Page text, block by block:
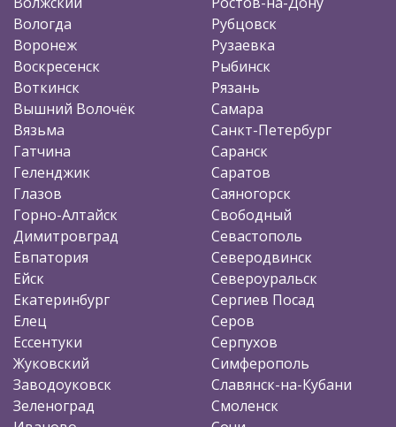
Вологда
Воронеж
Воскресенск
Воткинск
Вышний Волочёк
Вязьма
Гатчина
Геленджик
Глазов
Горно-Алтайск
Димитровград
Евпатория
Ейск
Екатеринбург
Елец
Ессентуки
Жуковский
Заводоуковск
Зеленоград
Рубцовск
Рузаевка
Рыбинск
Рязань
Самара
Санкт-Петербург
Саранск
Саратов
Саяногорск
Свободный
Севастополь
Северодвинск
Североуральск
Сергиев Посад
Серов
Серпухов
Симферополь
Славянск-на-Кубани
Смоленск